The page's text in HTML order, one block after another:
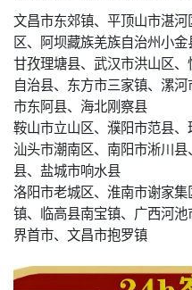
文昌市东郊镇、平顶山市湛
区、阿坝藏族羌族自治州小
甘孜理塘县、武汉市洪山区
自治县、东方市三家镇、漯
市东阿县、海北刚察县
鞍山市立山区、濮阳市范县、
汕头市潮南区、南阳市淅川
县、盐城市响水县
洛阳市老城区、淮南市谢家
镇、临高县南宝镇、广西河
界首市、文昌市抱罗镇